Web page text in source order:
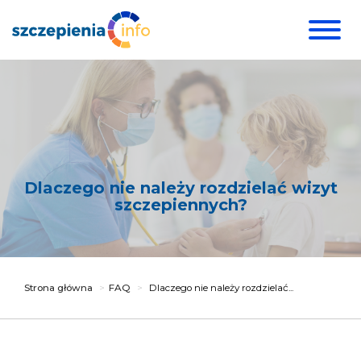
Dlaczego nie należy rozdzielać wizyt
szczepiennych?
Strona główna FAQ Dlaczego nie należy rozdzielać...